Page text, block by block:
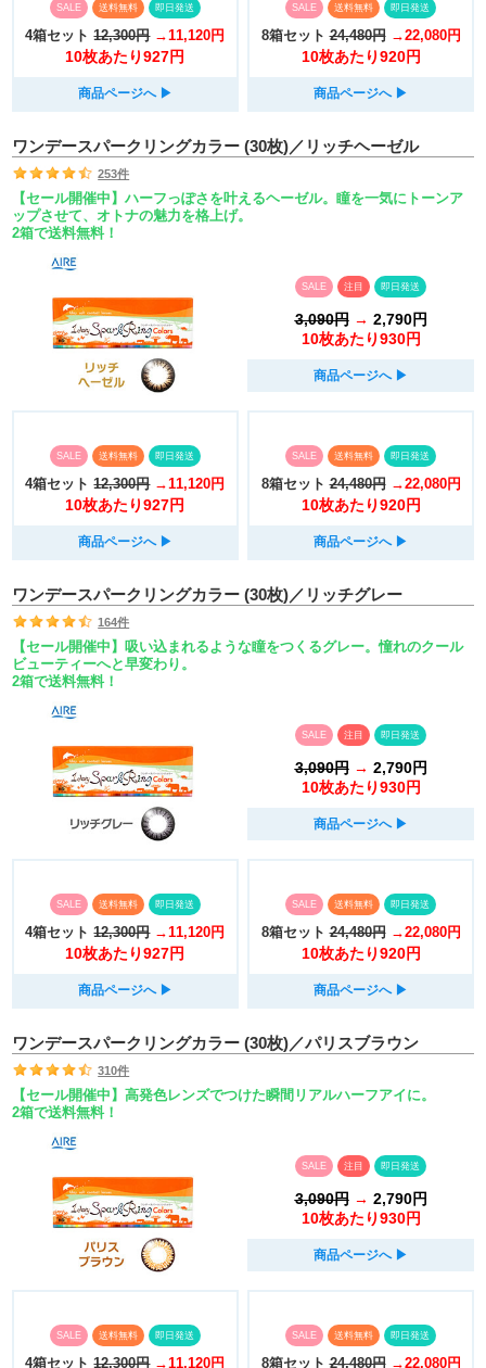
SALE 送料無料 即日発送
4箱セット 12,300円 →11,120円
10枚あたり927円
商品ページへ ▶︎
SALE 送料無料 即日発送
8箱セット 24,480円 →22,080円
10枚あたり920円
商品ページへ ▶︎
ワンデースパークリングカラー (30枚)／リッチヘーゼル
253件
【セール開催中】ハーフっぽさを叶えるヘーゼル。瞳を一気にトーンア
ップさせて、オトナの魅力を格上げ。
2箱で送料無料！
SALE 注目 即日発送
3,090円→ 2,790円
10枚あたり930円
商品ページへ ▶︎
SALE 送料無料 即日発送
4箱セット 12,300円 →11,120円
10枚あたり927円
商品ページへ ▶︎
SALE 送料無料 即日発送
8箱セット 24,480円 →22,080円
10枚あたり920円
商品ページへ ▶︎
ワンデースパークリングカラー (30枚)／リッチグレー
164件
【セール開催中】吸い込まれるような瞳をつくるグレー。憧れのクール
ビューティーへと早変わり。
2箱で送料無料！
SALE 注目 即日発送
3,090円→ 2,790円
10枚あたり930円
商品ページへ ▶︎
SALE 送料無料 即日発送
4箱セット 12,300円 →11,120円
10枚あたり927円
商品ページへ ▶︎
SALE 送料無料 即日発送
8箱セット 24,480円 →22,080円
10枚あたり920円
商品ページへ ▶︎
ワンデースパークリングカラー (30枚)／パリスブラウン
310件
【セール開催中】高発色レンズでつけた瞬間リアルハーフアイに。
2箱で送料無料！
SALE 注目 即日発送
3,090円→ 2,790円
10枚あたり930円
商品ページへ ▶︎
SALE 送料無料 即日発送
4箱セット 12,300円 →11,120円
SALE 送料無料 即日発送
8箱セット 24,480円 →22,080円